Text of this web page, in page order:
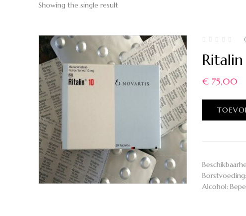
Showing the single result
€ 75,00
Alcohol: